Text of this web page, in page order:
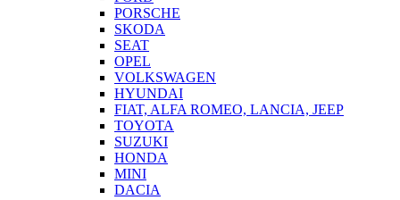
PORSCHE
SKODA
SEAT
OPEL
VOLKSWAGEN
HYUNDAI
FIAT, ALFA ROMEO, LANCIA, JEEP
TOYOTA
SUZUKI
HONDA
MINI
DACIA